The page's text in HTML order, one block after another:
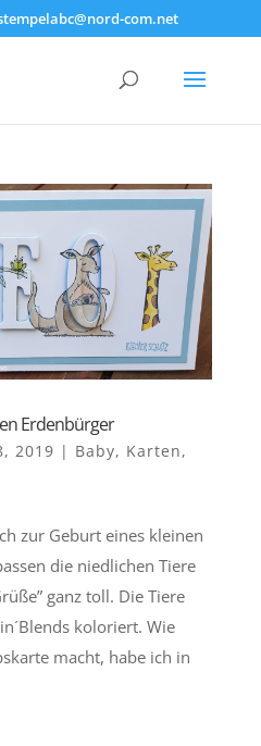
com.net
Erdenbürger
2019 | Baby, Karten,
zur Geburt eines kleinen
die niedlichen Tiere
ganz toll. Die Tiere
koloriert. Wie
macht, habe ich in